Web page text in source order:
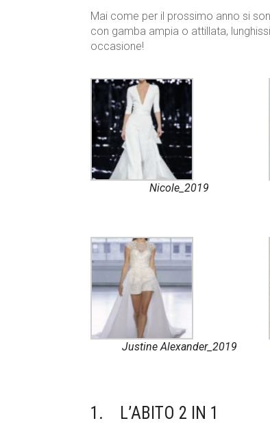
Mai come per il prossimo anno si
con gamba ampia o attillata,
occasione!
Nicole_2019
Justine Alexander_2019
1. L’ABITO 2 IN 1